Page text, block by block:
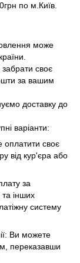
по м.Київ.
може
своє
за вашим
доставку до
варіанти:
оплатити своє
від кур'єра або
за
інших
систему
Ви можете
переказавши